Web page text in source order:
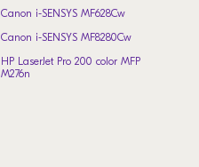
Canon i-SENSYS MF628Cw
Canon i-SENSYS MF8280Cw
HP LaserJet Pro 200 color MFP
M276n